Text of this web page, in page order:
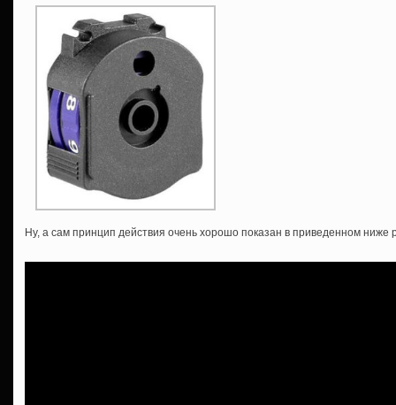
Ну, а сам принцип действия очень хорошо показан в приведенном ниже